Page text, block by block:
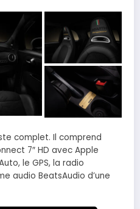
complet. Il comprend
7″ HD avec Apple
le GPS, la radio
audio BeatsAudio d’une